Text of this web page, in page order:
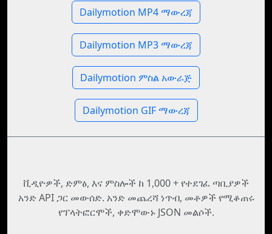
Dailymotion MP4 ማውረጃ
Dailymotion MP3 ማውረጃ
Dailymotion ምስል አውራጅ
Dailymotion GIF ማውረጃ
ቪዲዮዎች, ድምፅ, እና ምስሎች ከ 1,000 + የተደገፈ ጣቢያዎች
አንድ API ጋር መውሰድ. አንድ መጨረሻ ነጥብ, መቶዎች የሚቆጠሩ
የፕላትፎርሞች, ቀድሞውኑ JSON መልሶች.